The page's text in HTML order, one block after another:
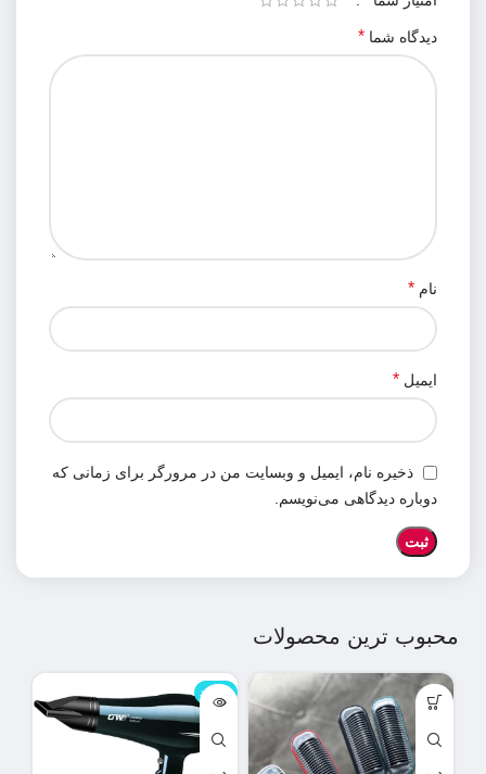
دیدگاه شما *
نام *
ایمیل *
ذخیره نام، ایمیل و وبسایت من در مرورگر برای زمانی که
دوباره دیدگاهی می‌نویسم.
محبوب ترین محصولات
ناموجود